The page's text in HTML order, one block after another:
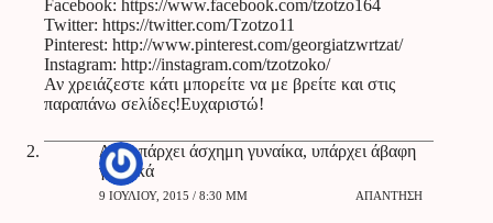
Facebook: https://www.facebook.com/tzotzo164
Twitter: https://twitter.com/Tzotzo11
Pinterest: http://www.pinterest.com/georgiatzwrtzat/
Instagram: http://instagram.com/tzotzoko/
Αν χρειάζεστε κάτι μπορείτε να με βρείτε και στις
παραπάνω σελίδες!Ευχαριστώ!
Δεν υπάρχει άσχημη γυναίκα, υπάρχει άβαφη
γυναικά
9 ΙΟΥΛΊΟΥ, 2015 / 8:30 ΜΜ ΑΠΆΝΤΗΣΗ